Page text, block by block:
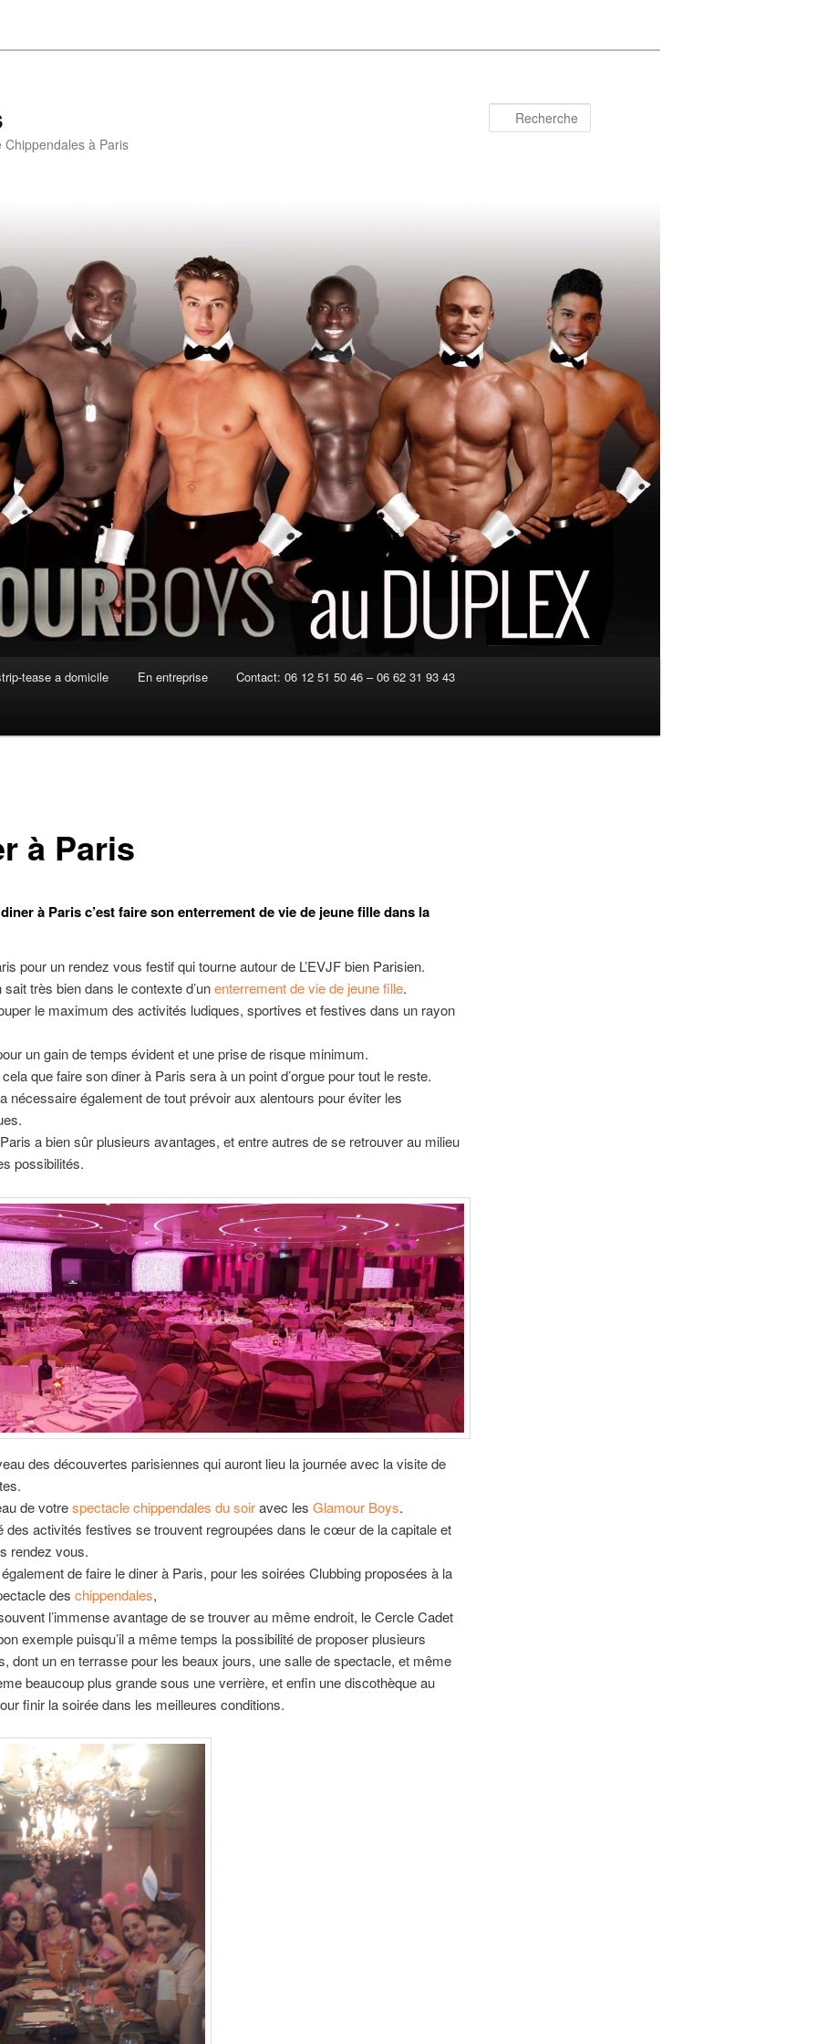
à Paris
tease a domicile En entreprise Contact: 06 12 51 50 46 – 06 62 31 93 43
à Paris
à Paris c’est faire son enterrement de vie de jeune fille dans la
pour un rendez vous festif qui tourne autour de L’EVJF bien Parisien.
sait très bien dans le contexte d’unenterrement de vie de jeune fille.
le maximum des activités ludiques, sportives et festives dans un rayon
un gain de temps évident et une prise de risque minimum.
cela que faire son diner à Paris sera à un point d’orgue pour tout le reste.
nécessaire également de tout prévoir aux alentours pour éviter les
a bien sûr plusieurs avantages, et entre autres de se retrouver au milieu
possibilités.
des découvertes parisiennes qui auront lieu la journée avec la visite de
de votrespectacle chippendales du soiravec les Glamour Boys.
des activités festives se trouvent regroupées dans le cœur de la capitale et
rendez vous.
de faire le diner à Paris, pour les soirées Clubbing proposées à la
des chippendales,
l’immense avantage de se trouver au même endroit, le Cercle Cadet
exemple puisqu’il a même temps la possibilité de proposer plusieurs
dont un en terrasse pour les beaux jours, une salle de spectacle, et même
beaucoup plus grande sous une verrière, et enfin une discothèque au
finir la soirée dans les meilleures conditions.